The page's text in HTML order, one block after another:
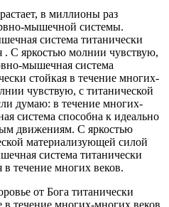
в миллионы раз
мышечной системы.
система титанически
. С яркостью молнии чувствую,
мышечная система
стойкая в течение многих-
чувствую, с титанической
думаю: в течение многих-
система способна к идеально
движениям. С яркостью
материализующей силой
система титанически
в течение многих веков.
от Бога титанически
в течение многих-многих веков.